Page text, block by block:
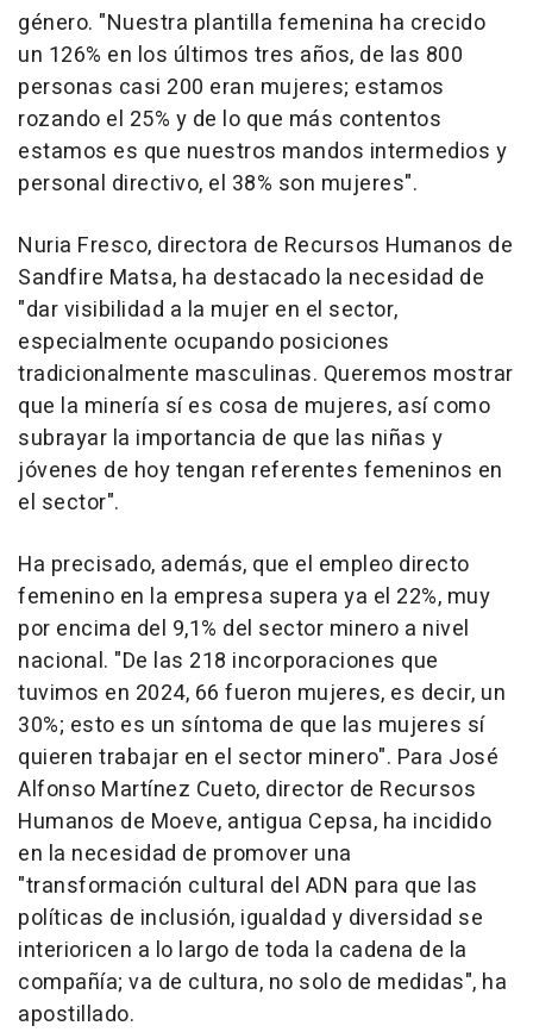
género. "Nuestra plantilla femenina ha crecido
un 126% en los últimos tres años, de las 800
personas casi 200 eran mujeres; estamos
rozando el 25% y de lo que más contentos
estamos es que nuestros mandos intermedios y
personal directivo, el 38% son mujeres".
Nuria Fresco, directora de Recursos Humanos de
Sandfire Matsa, ha destacado la necesidad de
"dar visibilidad a la mujer en el sector,
especialmente ocupando posiciones
tradicionalmente masculinas. Queremos mostrar
que la minería sí es cosa de mujeres, así como
subrayar la importancia de que las niñas y
jóvenes de hoy tengan referentes femeninos en
el sector".
Ha precisado, además, que el empleo directo
femenino en la empresa supera ya el 22%, muy
por encima del 9,1% del sector minero a nivel
nacional. "De las 218 incorporaciones que
tuvimos en 2024, 66 fueron mujeres, es decir, un
30%; esto es un síntoma de que las mujeres sí
quieren trabajar en el sector minero". Para José
Alfonso Martínez Cueto, director de Recursos
Humanos de Moeve, antigua Cepsa, ha incidido
en la necesidad de promover una
"transformación cultural del ADN para que las
políticas de inclusión, igualdad y diversidad se
interioricen a lo largo de toda la cadena de la
compañía; va de cultura, no solo de medidas", ha
apostillado.